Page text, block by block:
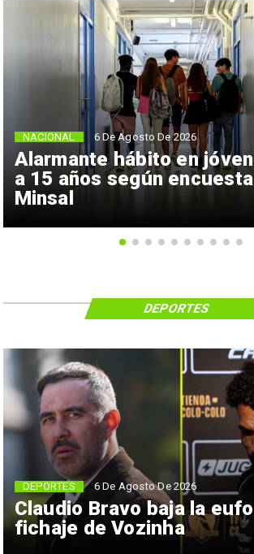
Alarmante hábito en
a 15 años según
Minsal
NACIONAL 6 De Agosto De 2026
Claudio Bravo baja la
fichaje de Vozinha
DEPORTES 6 De Agosto De 2026
DEPORTES